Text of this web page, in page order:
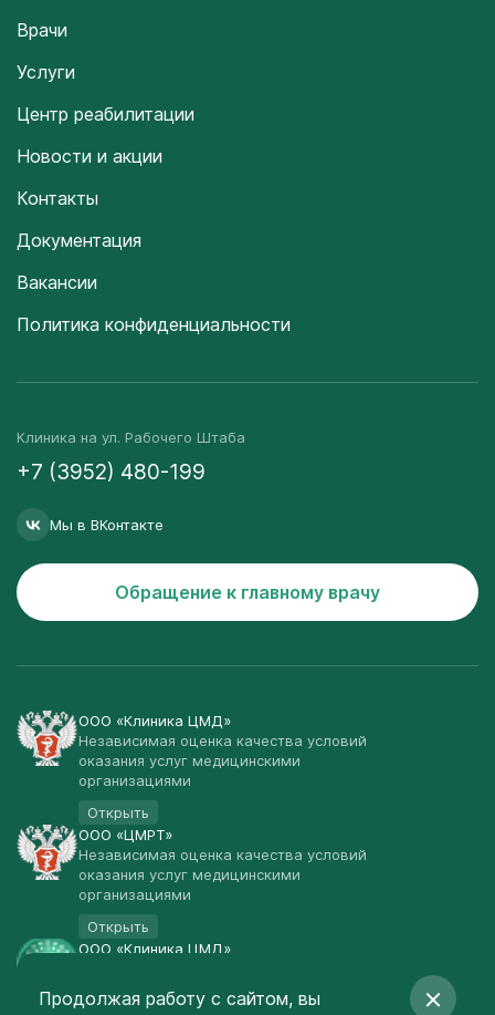
Врачи
Услуги
Центр реабилитации
Новости и акции
Контакты
Документация
Вакансии
Политика конфиденциальности
Клиника на ул. Рабочего Штаба
+7 (3952) 480-199
Мы в ВКонтакте
Обращение к главному врачу
ООО «Клиника ЦМД»
Независимая оценка качества условий
оказания услуг медицинскими
организациями
Открыть
ООО «ЦМРТ»
Независимая оценка качества условий
оказания услуг медицинскими
организациями
Открыть
ООО «Клиника ЦМД»
Открыть
Продолжая работу с сайтом, вы